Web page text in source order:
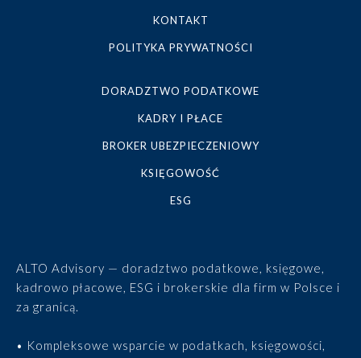
KONTAKT
POLITYKA PRYWATNOŚCI
DORADZTWO PODATKOWE
KADRY I PŁACE
BROKER UBEZPIECZENIOWY
KSIĘGOWOŚĆ
ESG
ALTO Advisory — doradztwo podatkowe, księgowe,
kadrowo płacowe, ESG i brokerskie dla firm w Polsce i
za granicą.
• Kompleksowe wsparcie w podatkach, księgowości,